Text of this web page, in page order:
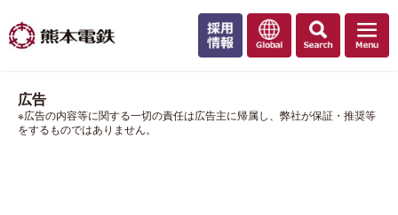
広告
※広告の内容等に関する一切の責任は広告主に帰属し、弊社が保証・推奨等
をするものではありません。